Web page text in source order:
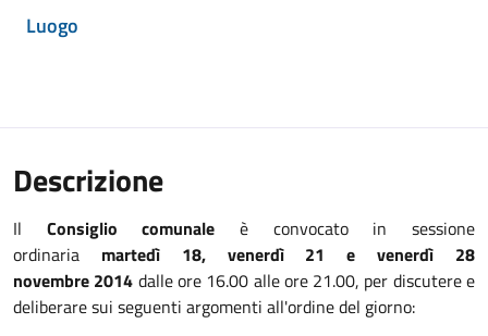
Luogo
Descrizione
Il Consiglio comunale è convocato in sessione
ordinaria martedì 18, venerdì 21 e venerdì 28
novembre 2014 dalle ore 16.00 alle ore 21.00, per discutere e
deliberare sui seguenti argomenti all'ordine del giorno: